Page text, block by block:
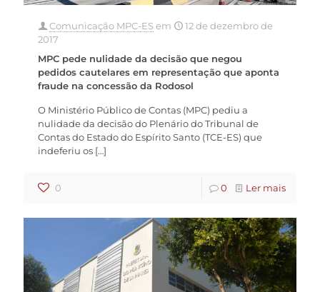
Comunicação MPC-ESem
12 de dezembro de
2017
MPC pede nulidade da decisão que negou
pedidos cautelares em representação que aponta
fraude na concessão da Rodosol
O Ministério Público de Contas (MPC) pediu a
nulidade da decisão do Plenário do Tribunal de
Contas do Estado do Espírito Santo (TCE-ES) que
indeferiu os […]
0 0 Ler mais